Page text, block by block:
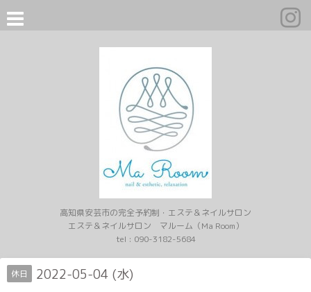
高知県安芸市の完全予約制・エステ＆ネイルサロン
エステ＆ネイルサロン マルーム（Ma Room）
tel : 090-3182-5684
休日 2022-05-04 (水)